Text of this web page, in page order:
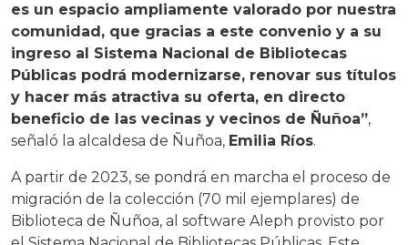
es un espacio ampliamente valorado por nuestra
comunidad, que gracias a este convenio y a su
ingreso al Sistema Nacional de Bibliotecas
Públicas podrá modernizarse, renovar sus títulos
y hacer más atractiva su oferta, en directo
beneficio de las vecinas y vecinos de Ñuñoa”,
señaló la alcaldesa de Ñuñoa, Emilia Ríos.
A partir de 2023, se pondrá en marcha el proceso de
migración de la colección (70 mil ejemplares) de
Biblioteca de Ñuñoa, al software Aleph provisto por